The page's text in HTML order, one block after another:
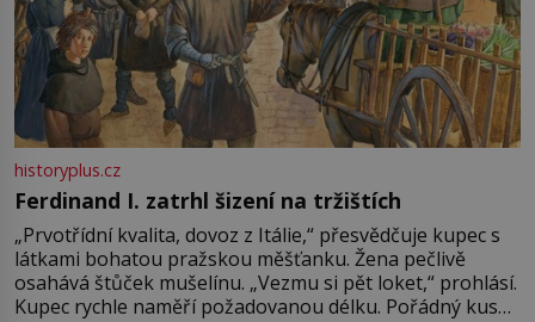
historyplus.cz
Ferdinand I. zatrhl šizení na tržištích
„Prvotřídní kvalita, dovoz z Itálie,“ přesvědčuje kupec s
látkami bohatou pražskou měšťanku. Žena pečlivě
osahává štůček mušelínu. „Vezmu si pět loket,“ prohlásí.
Kupec rychle naměří požadovanou délku. Pořádný kus